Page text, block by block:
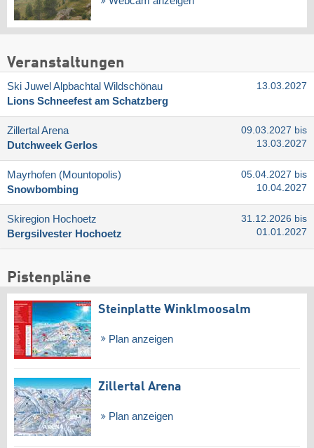
Veranstaltungen
Ski Juwel Alpbachtal Wildschönau
Lions Schneefest am Schatzberg
13.03.2027
Zillertal Arena
Dutchweek Gerlos
09.03.2027 bis
13.03.2027
Mayrhofen (Mountopolis)
Snowbombing
05.04.2027 bis
10.04.2027
Skiregion Hochoetz
Bergsilvester Hochoetz
31.12.2026 bis
01.01.2027
Pistenpläne
Steinplatte Winklmoosalm
Plan anzeigen
Zillertal Arena
Plan anzeigen